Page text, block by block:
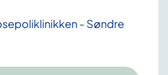
- Søndre